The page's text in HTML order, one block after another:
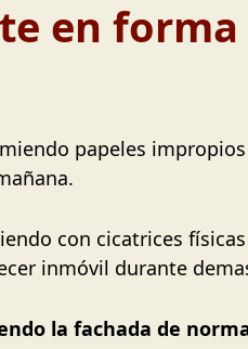
en forma
papeles
con cicatrices
inmóvil durante
la fachada de